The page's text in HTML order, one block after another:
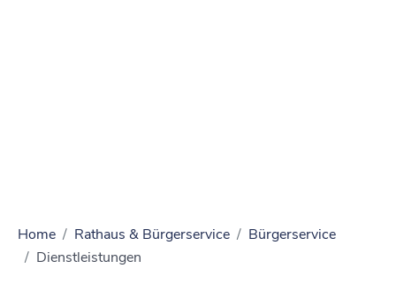
Home Rathaus & Bürgerservice
Bürgerservice
Dienstleistungen